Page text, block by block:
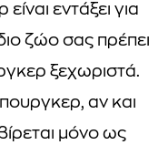
εντάξει για
ζώο σας πρέπει
ξεχωριστά.
αν και
μόνο ως